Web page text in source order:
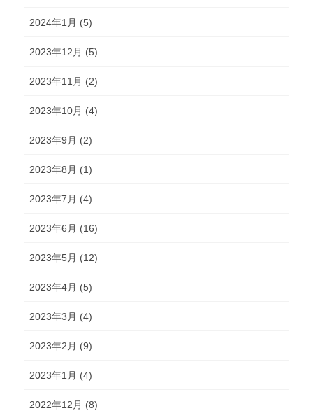
2024年1月 (5)
2023年12月 (5)
2023年11月 (2)
2023年10月 (4)
2023年9月 (2)
2023年8月 (1)
2023年7月 (4)
2023年6月 (16)
2023年5月 (12)
2023年4月 (5)
2023年3月 (4)
2023年2月 (9)
2023年1月 (4)
2022年12月 (8)